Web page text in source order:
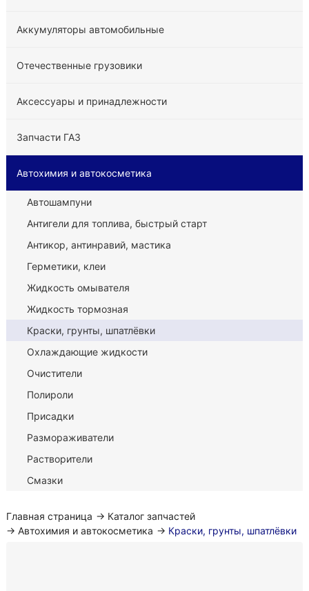
Аккумуляторы автомобильные
Отечественные грузовики
Аксессуары и принадлежности
Запчасти ГАЗ
Автохимия и автокосметика
Автошампуни
Антигели для топлива, быстрый старт
Антикор, антинравий, мастика
Герметики, клеи
Жидкость омывателя
Жидкость тормозная
Краски, грунты, шпатлёвки
Охлаждающие жидкости
Очистители
Полироли
Присадки
Размораживатели
Растворители
Смазки
Главная страница → Каталог запчастей
→ Автохимия и автокосметика → Краски, грунты, шпатлёвки